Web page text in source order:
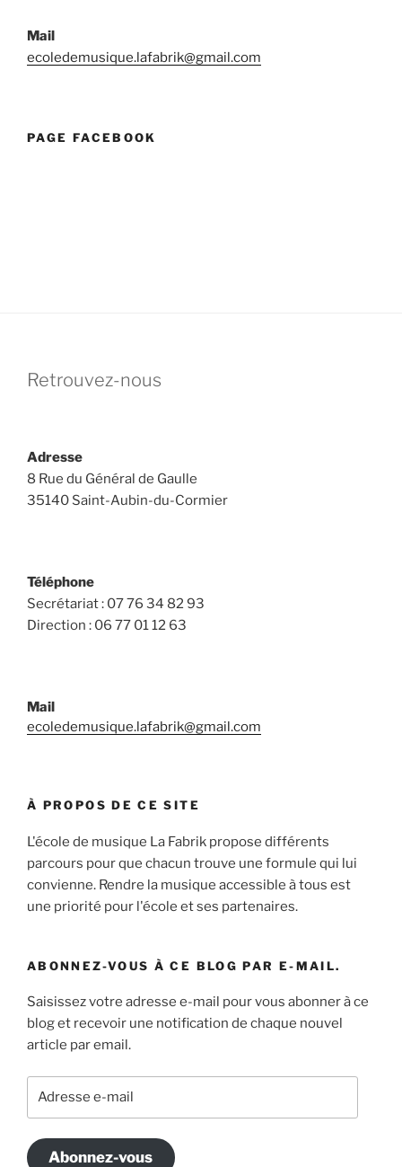
Mail
ecoledemusique.lafabrik@gmail.com
PAGE FACEBOOK
Retrouvez-nous
Adresse
8 Rue du Général de Gaulle
35140 Saint-Aubin-du-Cormier
Téléphone
Secrétariat : 07 76 34 82 93
Direction : 06 77 01 12 63
Mail
ecoledemusique.lafabrik@gmail.com
À PROPOS DE CE SITE
L'école de musique La Fabrik propose différents
parcours pour que chacun trouve une formule qui lui
convienne. Rendre la musique accessible à tous est
une priorité pour l'école et ses partenaires.
ABONNEZ-VOUS À CE BLOG PAR E-MAIL.
Saisissez votre adresse e-mail pour vous abonner à ce
blog et recevoir une notification de chaque nouvel
article par email.
Abonnez-vous